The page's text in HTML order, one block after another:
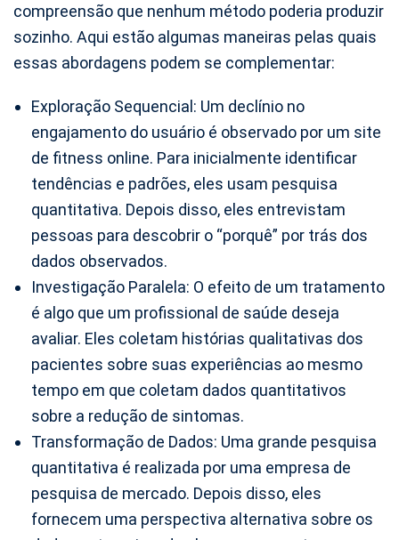
compreensão que nenhum método poderia produzir
sozinho. Aqui estão algumas maneiras pelas quais
essas abordagens podem se complementar:
Exploração Sequencial: Um declínio no
engajamento do usuário é observado por um site
de fitness online. Para inicialmente identificar
tendências e padrões, eles usam pesquisa
quantitativa. Depois disso, eles entrevistam
pessoas para descobrir o “porquê” por trás dos
dados observados.
Investigação Paralela: O efeito de um tratamento
é algo que um profissional de saúde deseja
avaliar. Eles coletam histórias qualitativas dos
pacientes sobre suas experiências ao mesmo
tempo em que coletam dados quantitativos
sobre a redução de sintomas.
Transformação de Dados: Uma grande pesquisa
quantitativa é realizada por uma empresa de
pesquisa de mercado. Depois disso, eles
fornecem uma perspectiva alternativa sobre os